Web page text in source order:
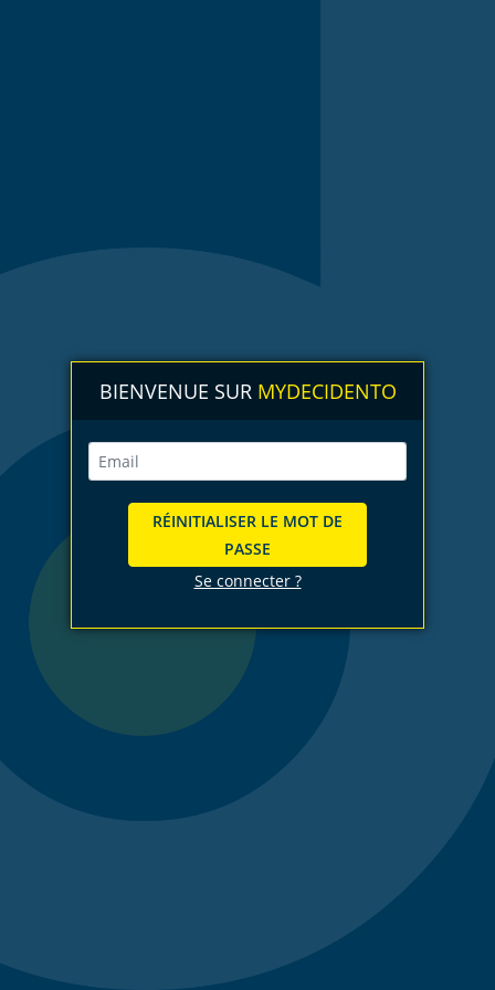
BIENVENUE SUR MYDECIDENTO
RÉINITIALISER LE MOT DE
PASSE
Se connecter ?